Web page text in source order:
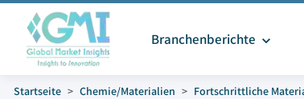
Branchenberichte
Startseite Chemie/Materialien Fortschrittliche